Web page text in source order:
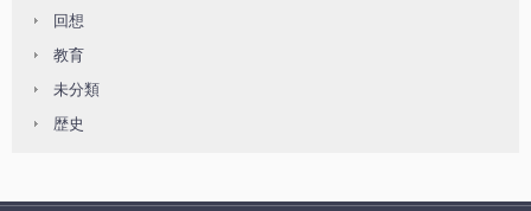
回想
教育
未分類
歴史